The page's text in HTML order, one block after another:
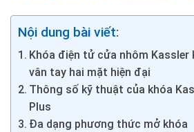
Nội dung bài viết:
Khóa điện tử cửa nhôm Kassler
vân tay hai mặt hiện đại
Thông số kỹ thuật của khóa
Plus
Đa dạng phương thức mở khóa